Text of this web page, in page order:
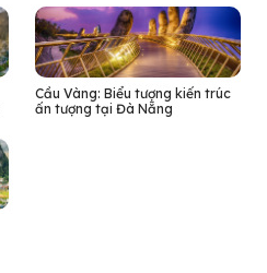
Cầu Vàng: Biểu tượng kiến trúc
ấn tượng tại Đà Nẵng